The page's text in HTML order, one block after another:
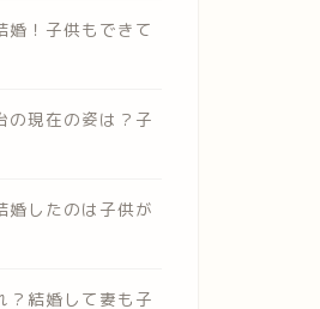
婚！子供もできて
の現在の姿は？子
婚したのは子供が
？結婚して妻も子